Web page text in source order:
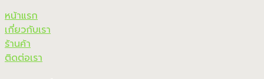
หน้าแรก
เกี่ยวกับเรา
ร้านค้า
ติดต่อเรา